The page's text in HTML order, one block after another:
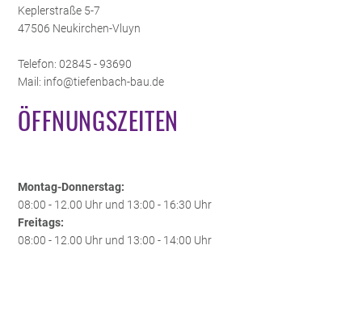
Keplerstraße 5-7
47506 Neukirchen-Vluyn
Telefon: 02845 - 93690
Mail: info@tiefenbach-bau.de
ÖFFNUNGSZEITEN
Montag-Donnerstag:
08:00 - 12.00 Uhr und 13:00 - 16:30 Uhr
Freitags:
08:00 - 12.00 Uhr und 13:00 - 14:00 Uhr